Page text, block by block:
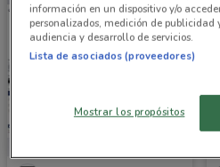
información en un dispositivo y/o
personalizados, medición de publicidad
audiencia y desarrollo de servicios.
Lista de asociados (proveedores)
Mostrar los propósitos